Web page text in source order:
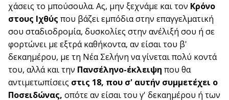
χάσεις το μπούσουλα. Ας, μην ξεχνάμε και τον Κρόνο
στους Ιχθύς που βάζει εμπόδια στην επαγγελματική
σου σταδιοδρομία, δυσκολίες στην ανέλιξή σου ή σε
φορτώνει με εξτρά καθήκοντα, αν είσαι του β'
δεκαημέρου, με τη Νέα Σελήνη να γίνεται πολύ κοντά
του, αλλά και την Πανσέληνο-έκλειψη που θα
αντιμετωπίσεις στις 18, που σ' αυτήν συμμετέχει ο
Ποσειδώνας, οπότε αν είσαι του γ' δεκαημέρου ή των